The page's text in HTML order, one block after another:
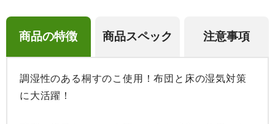
商品の特徴 商品スペック 注意事項
調湿性のある桐すのこ使用！布団と床の湿気対策
に大活躍！